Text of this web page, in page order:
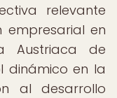
relevante
en
Austriaca de
dinámico en la
al desarrollo